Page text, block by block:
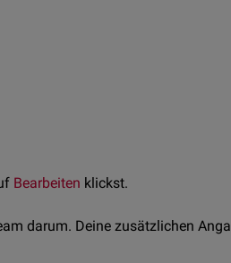
Anatomie für die Tiermedizin.
Bearbeiten klickst.
darum. Deine zusätzlichen